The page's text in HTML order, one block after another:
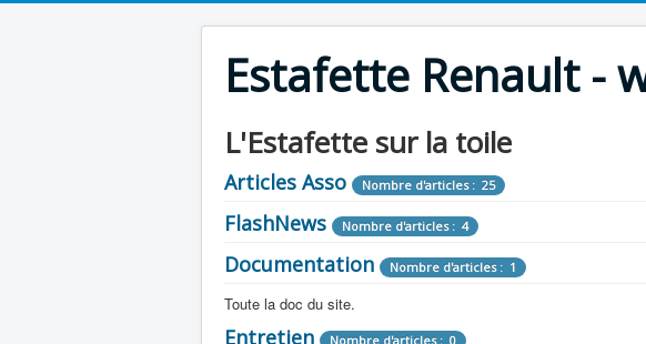
Estafette Renault -
L'Estafette sur la toile
Articles Asso Nombre d'articles : 25
FlashNews Nombre d'articles : 4
Documentation Nombre d'articles : 1
Toute la doc du site.
Revue de Presse Nombre d'articles : 9
Entretien Nombre d'articles : 0